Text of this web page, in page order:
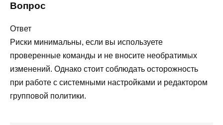
Вопрос
Ответ
Риски минимальны, если вы используете
проверенные команды и не вносите необратимых
изменений. Однако стоит соблюдать осторожность
при работе с системными настройками и редактором
групповой политики.